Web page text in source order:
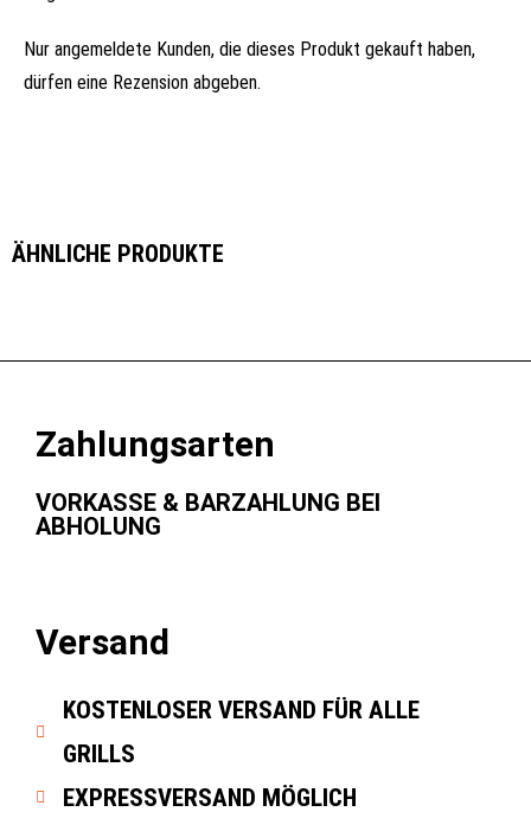
Nur angemeldete Kunden, die dieses Produkt gekauft haben,
dürfen eine Rezension abgeben.
ÄHNLICHE PRODUKTE
Zahlungsarten
VORKASSE & BARZAHLUNG BEI
ABHOLUNG
Versand
KOSTENLOSER VERSAND FÜR ALLE
GRILLS
EXPRESSVERSAND MÖGLICH